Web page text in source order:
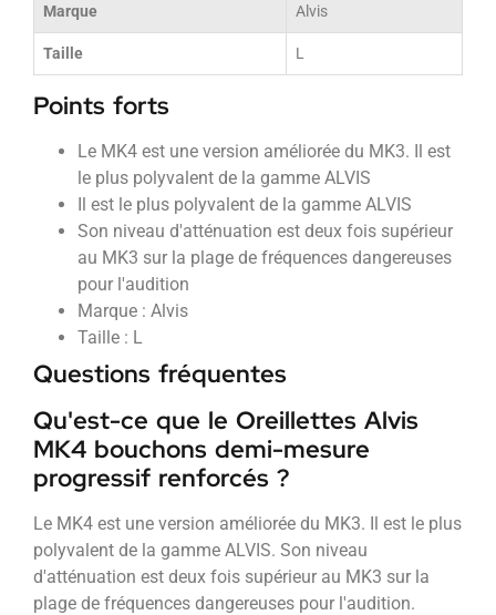
Marque Alvis
Taille L
Points forts
Le MK4 est une version améliorée du MK3. Il est
le plus polyvalent de la gamme ALVIS
Il est le plus polyvalent de la gamme ALVIS
Son niveau d'atténuation est deux fois supérieur
au MK3 sur la plage de fréquences dangereuses
pour l'audition
Marque : Alvis
Taille : L
Questions fréquentes
Qu'est-ce que le Oreillettes Alvis
MK4 bouchons demi-mesure
progressif renforcés ?
Le MK4 est une version améliorée du MK3. Il est le plus
polyvalent de la gamme ALVIS. Son niveau
d'atténuation est deux fois supérieur au MK3 sur la
plage de fréquences dangereuses pour l'audition.